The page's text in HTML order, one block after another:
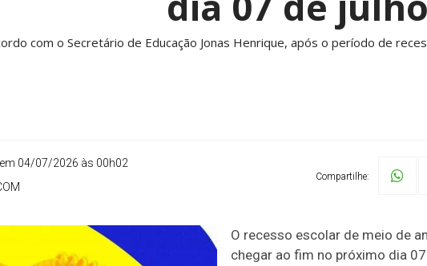
com o Secretário de Educação Jonas Henrique, após o período de
04/07/2026 às 00h02
Compartilhe:
O recesso escolar de meio de
chegar ao fim no próximo dia